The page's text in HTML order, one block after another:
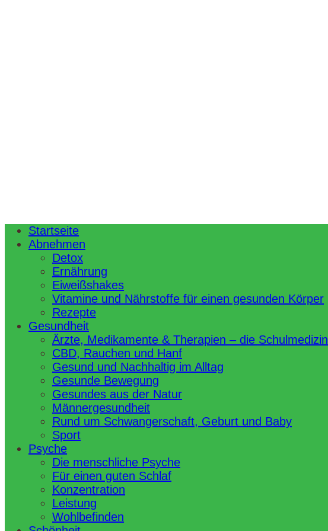
Startseite
Abnehmen
Detox
Ernährung
Eiweißshakes
Vitamine und Nährstoffe für einen gesunden Körper
Rezepte
Gesundheit
Ärzte, Medikamente & Therapien – die Schulmedizin
CBD, Rauchen und Hanf
Gesund und Nachhaltig im Alltag
Gesunde Bewegung
Gesundes aus der Natur
Männergesundheit
Rund um Schwangerschaft, Geburt und Baby
Sport
Psyche
Die menschliche Psyche
Für einen guten Schlaf
Konzentration
Leistung
Wohlbefinden